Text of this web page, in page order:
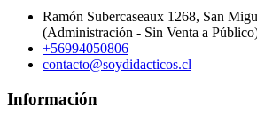
Ramón Subercaseaux 1268, San
(Administración - Sin Venta a
+56994050806
contacto@soydidacticos.cl
Información